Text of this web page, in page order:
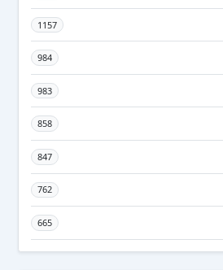
1157
984
983
858
847
762
665